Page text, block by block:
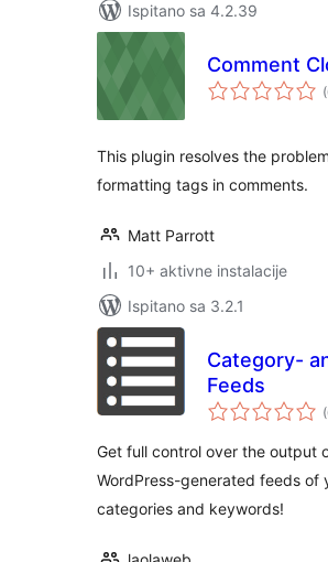
Ispitano sa 4.2.39
Comment
This plugin resolves the
formatting tags in comments.
Matt Parrott
10+ aktivne instalacije
Ispitano sa 3.2.1
Category-
Feeds
Get full control over the output
WordPress-generated feeds of
categories and keywords!